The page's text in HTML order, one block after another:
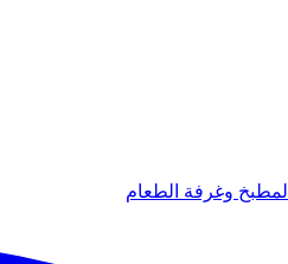
المطبخ وغرفة الطعام